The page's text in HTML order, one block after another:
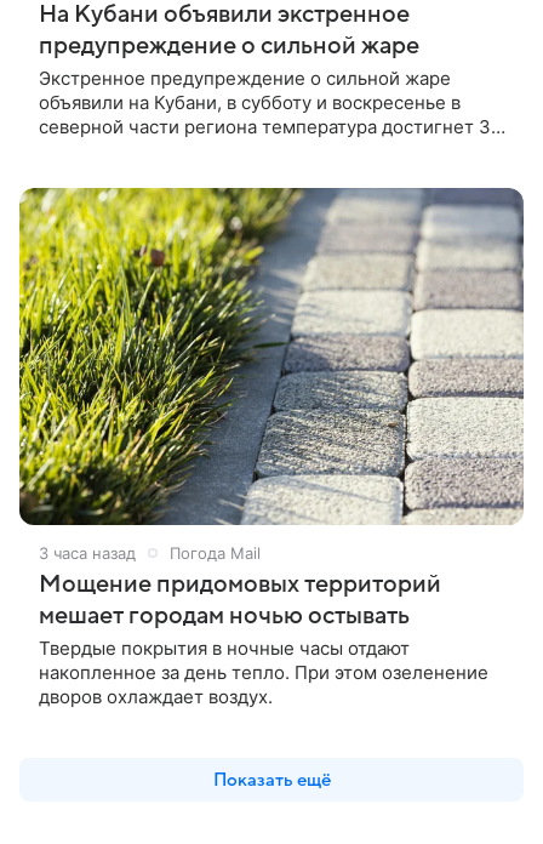
На Кубани объявили экстренное
предупреждение о сильной жаре
Экстренное предупреждение о сильной жаре
объявили на Кубани, в субботу и воскресенье в
северной части региона температура достигнет 39
среды.
3 часа назад Погода Mail
Мощение придомовых территорий
мешает городам ночью остывать
Твердые покрытия в ночные часы отдают
накопленное за день тепло. При этом озеленение
дворов охлаждает воздух.
Показать ещё